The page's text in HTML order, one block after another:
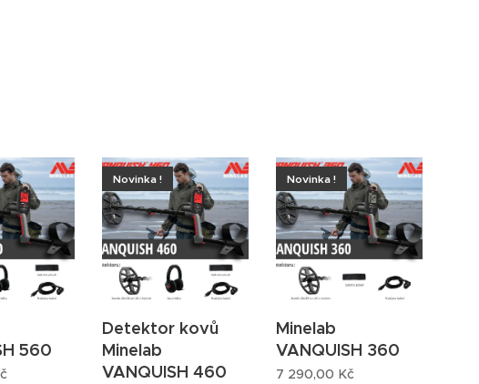
560
Detektor kovů
Minelab
VANQUISH 460
Novinka !
Minelab
VANQUISH 360
Novinka !
7 290,00 Kč